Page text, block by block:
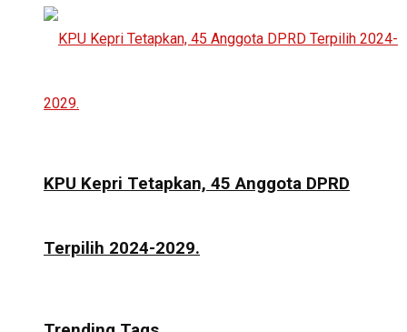
KPU Kepri Tetapkan, 45 Anggota DPRD
Terpilih 2024-2029.